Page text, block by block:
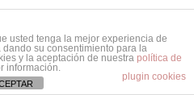
usted tenga la mejor experiencia de
su consentimiento para la
y la aceptación de nuestra política de
información.
plugin cookies